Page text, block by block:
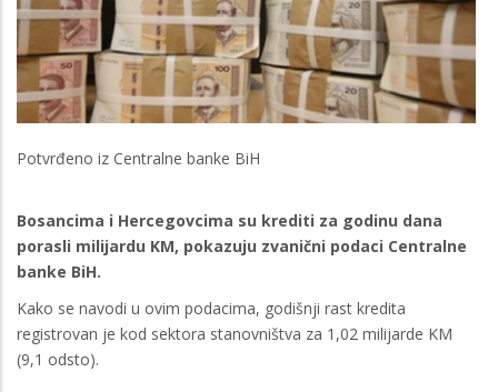
Potvrđeno iz Centralne banke BiH
Bosancima i Hercegovcima su krediti za godinu dana
porasli milijardu KM, pokazuju zvanični podaci Centralne
banke BiH.
Kako se navodi u ovim podacima, godišnji rast kredita
registrovan je kod sektora stanovništva za 1,02 milijarde KM
(9,1 odsto).